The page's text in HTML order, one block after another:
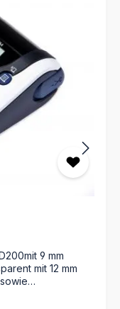
9 mm
mit 12 mm